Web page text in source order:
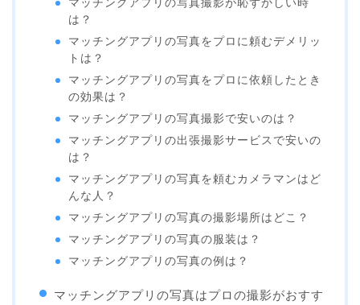
マッチングアプリの写真撮影が恥ずかしい時
は？
マッチングアプリの写真をプロに頼むデメリッ
トは？
マッチングアプリの写真をプロに依頼したとき
の効果は？
マッチングアプリの写真撮影で安いのは？
マッチングアプリの出張撮影サービスで安いの
は？
マッチングアプリの写真を頼むカメラマンはど
んな人？
マッチングアプリの写真の撮影場所はどこ？
マッチングアプリの写真の服装は？
マッチングアプリの写真の例は？
マッチングアプリの写真はプロの撮影がおすす